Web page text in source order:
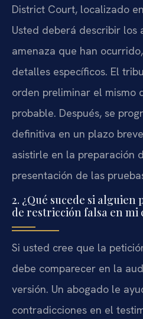
District Court, localizado
Usted deberá describir los
amenaza que han
detalles específicos. El
orden preliminar el mismo
probable. Después, se
definitiva en un plazo
asistirle en la preparación
presentación de las
2. ¿Qué sucede si
de restricción falsa en mi
Si usted cree que la
debe comparecer en la
versión. Un abogado le
contradicciones en el